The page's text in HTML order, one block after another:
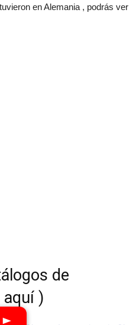
en Alemania , podrás ver
de
aquí )